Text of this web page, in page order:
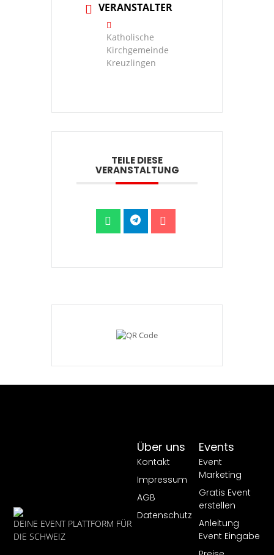
VERANSTALTER
Katholische
Kirchgemeinde
Kreuzlingen
TEILE DIESE
VERANSTALTUNG
DEINE EVENT PLATTFORM FÜR
DIE SCHWEIZ
Events
Event
Marketing
Gratis Event
erstellen
Anleitung
Event Eingabe
Über uns
Kontakt
Impressum
AGB
Datenschutz